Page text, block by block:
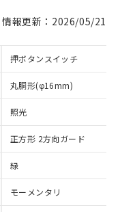
情報更新：2026/05/21
押ボタンスイッチ
丸胴形(φ16mm)
照光
正方形 2方向ガード
緑
モーメンタリ